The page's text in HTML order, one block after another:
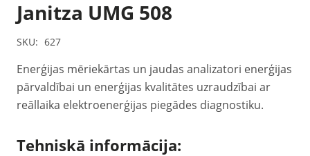
Janitza UMG 508
SKU: 627
Enerģijas mēriekārtas un jaudas analizatori enerģijas
pārvaldībai un enerģijas kvalitātes uzraudzībai ar
reāllaika elektroenerģijas piegādes diagnostiku.
Tehniskā informācija: